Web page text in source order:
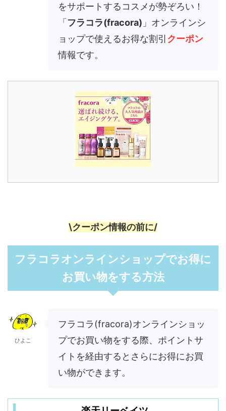
をサポートするコスメが勢ぞろい！
「フラコラ(fracora) 」オンラインシ
ョップで使えるお得な割引クーポン
情報です。
\クーポン情報の前に/
フラコラオンラインショップでお得に
お買い物をする方法
ひよこ
フラコラ(fracora)オンラインショッ
プでお買い物をする際、ポイントサ
イトを経由するとさらにお得にお買
い物ができます。